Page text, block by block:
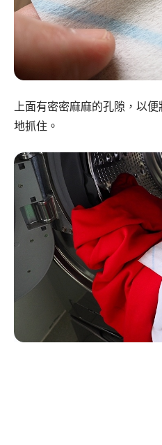
上面有密密麻麻的孔隙，以
地抓住。